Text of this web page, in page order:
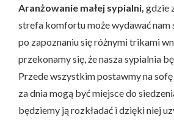
Aranżowanie małej sypialni, gdzie
strefa komfortu może wydawać nam
po zapoznaniu się różnymi trikami
przekonamy się, że nasza sypialnia
Przede wszystkim postawmy na
za dnia mogą być miejsce do
będziemy ją rozkładać i dzięki niej